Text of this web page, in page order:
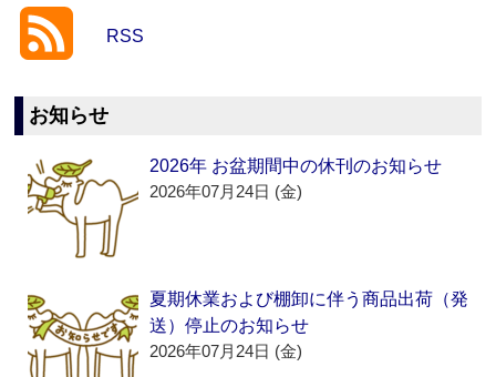
RSS
お知らせ
2026年 お盆期間中の休刊のお知らせ
2026年07月24日 (金)
夏期休業および棚卸に伴う商品出荷（発
送）停止のお知らせ
2026年07月24日 (金)